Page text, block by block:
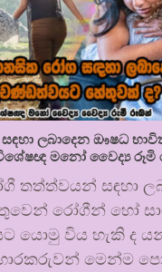
ලබාදෙන ඖෂධ
මනෝ වෛද්‍ය රූමි
තත්ත්වයන් සඳහා
රෝගීන් හෝ
යොමු විය හැකි ද
මෙන්ම